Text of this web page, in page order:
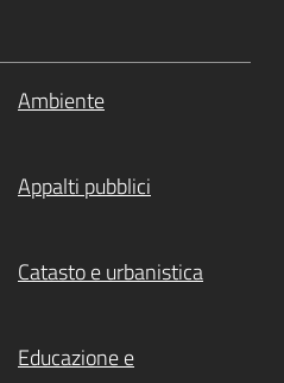
Ambiente
Appalti pubblici
Catasto e urbanistica
Educazione e